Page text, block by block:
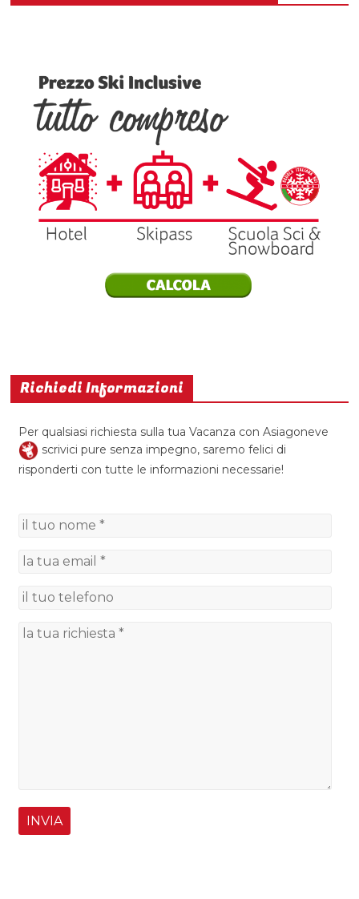
Richiedi Informazioni
Per qualsiasi richiesta sulla tua Vacanza con Asiagoneve
scrivici pure senza impegno, saremo felici di
risponderti con tutte le informazioni necessarie!